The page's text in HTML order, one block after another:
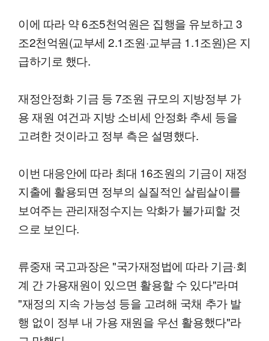
이에 따라 약 6조5천억원은 집행을 유보하고 3
조2천억원(교부세 2.1조원·교부금 1.1조원)은 지
급하기로 했다.
재정안정화 기금 등 7조원 규모의 지방정부 가
용 재원 여건과 지방 소비세 안정화 추세 등을
고려한 것이라고 정부 측은 설명했다.
이번 대응안에 따라 최대 16조원의 기금이 재정
지출에 활용되면 정부의 실질적인 살림살이를
보여주는 관리재정수지는 악화가 불가피할 것
으로 보인다.
류중재 국고과장은 "국가재정법에 따라 기금·회
계 간 가용재원이 있으면 활용할 수 있다"라며
"재정의 지속 가능성 등을 고려해 국채 추가 발
행 없이 정부 내 가용 재원을 우선 활용했다"라